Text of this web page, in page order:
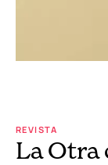
REVISTA
La Otra